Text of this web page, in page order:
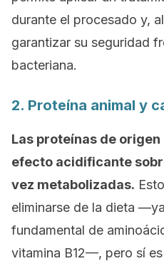
durante el procesado y,
garantizar su seguridad
bacteriana.
2. Proteína animal y
Las proteínas de
efecto acidificante
vez metabolizadas.
eliminarse de la dieta
fundamental de
vitamina B12—, pero sí